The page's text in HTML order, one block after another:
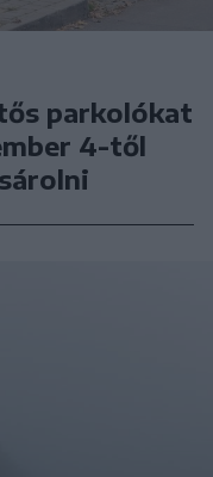
parkolókat
4-től